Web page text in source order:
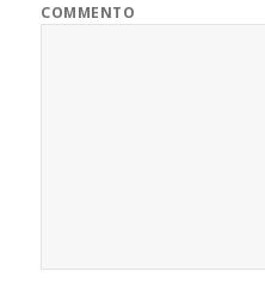
COMMENTO